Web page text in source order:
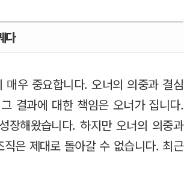
다
우 중요합니다. 오너의 의중과 결심
결과에 대한 책임은 오너가 집니다.
장해왔습니다. 하지만 오너의 의중과
은 제대로 돌아갈 수 없습니다. 최근